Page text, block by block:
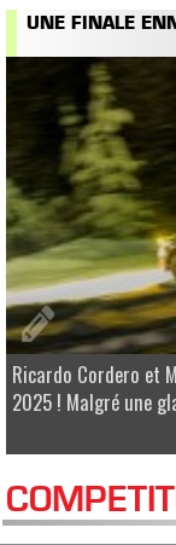
UNE FINALE
Ricardo Cordero et
2025 ! Malgré une